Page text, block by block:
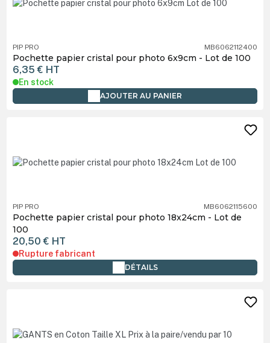
PIP PRO MB6062112400
Pochette papier cristal pour photo 6x9cm - Lot de 100
6,35 € HT
En stock
AJOUTER AU PANIER
PIP PRO MB6062115600
Pochette papier cristal pour photo 18x24cm - Lot de
100
20,50 € HT
Rupture fabricant
DÉTAILS